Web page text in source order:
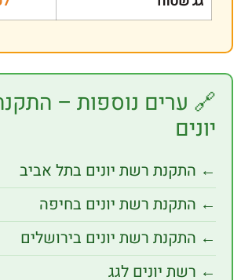
נוספות – התקנת
רשת יונים בתל אביב
רשת יונים בחיפה
רשת יונים בירושלים
יונים לגג